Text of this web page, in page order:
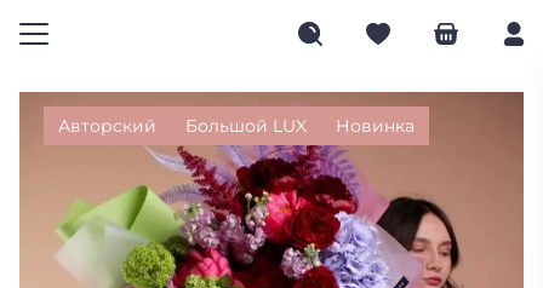
Авторский Большой LUX Новинка